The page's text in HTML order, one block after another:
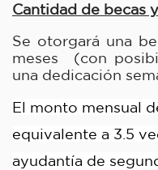
Cantidad de becas
Se otorgará una
meses  (con
una dedicación
El monto mensual
equivalente a 3.5
ayudantía de